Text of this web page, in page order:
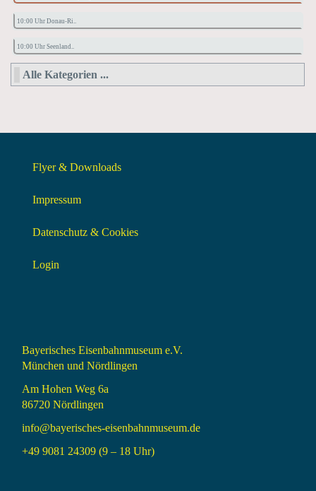
10:00 Uhr Donau-Ri..
10:00 Uhr Seenland..
Alle Kategorien ...
Flyer & Downloads
Impressum
Datenschutz & Cookies
Login
Bayerisches Eisenbahnmuseum e.V.
München und Nördlingen
Am Hohen Weg 6a
86720 Nördlingen
info@bayerisches-eisenbahnmuseum.de
+49 9081 24309 (9 – 18 Uhr)